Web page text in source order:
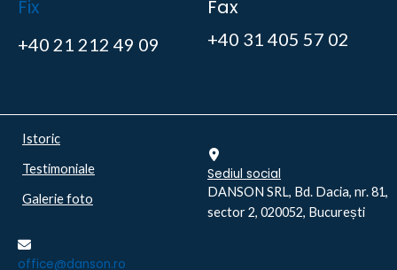
Fix
+40 21 212 49 09
Fax
+40 31 405 57 02
Istoric
Testimoniale
Galerie foto
office@danson.ro
Sediul social
DANSON SRL, Bd. Dacia, nr. 81,
sector 2, 020052, București